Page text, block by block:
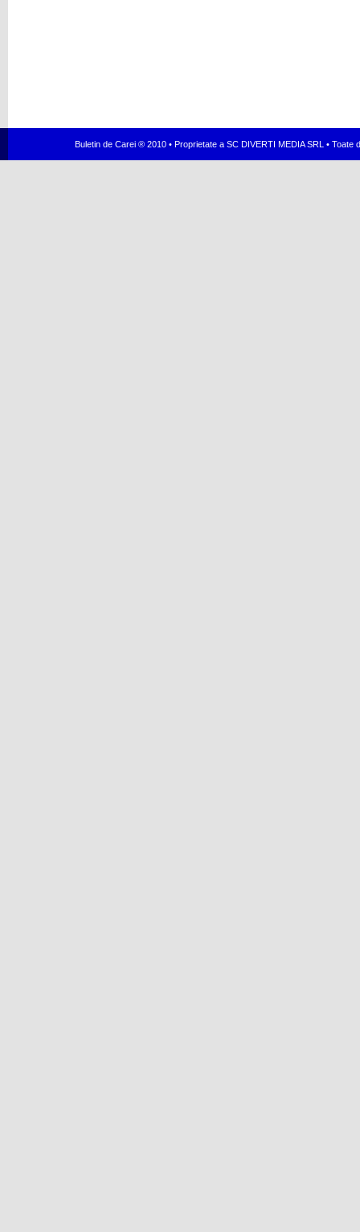
Buletin de Carei ® 2010 • Proprietate a SC DIVERTI MEDIA SRL •